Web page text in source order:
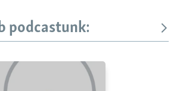
podcastunk: